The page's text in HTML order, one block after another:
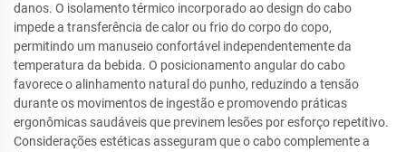
danos. O isolamento térmico incorporado ao design do cabo
impede a transferência de calor ou frio do corpo do copo,
permitindo um manuseio confortável independentemente da
temperatura da bebida. O posicionamento angular do cabo
favorece o alinhamento natural do punho, reduzindo a tensão
durante os movimentos de ingestão e promovendo práticas
ergonômicas saudáveis que previnem lesões por esforço repetitivo.
Considerações estéticas asseguram que o cabo complemente a